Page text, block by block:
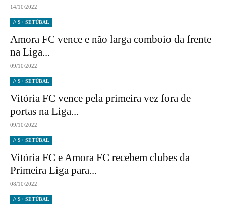
14/10/2022
// S+ SETÚBAL
Amora FC vence e não larga comboio da frente
na Liga...
09/10/2022
// S+ SETÚBAL
Vitória FC vence pela primeira vez fora de
portas na Liga...
09/10/2022
// S+ SETÚBAL
Vitória FC e Amora FC recebem clubes da
Primeira Liga para...
08/10/2022
// S+ SETÚBAL